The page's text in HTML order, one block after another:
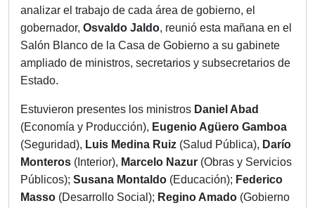
analizar el trabajo de cada área de gobierno, el
gobernador, Osvaldo Jaldo, reunió esta mañana en el
Salón Blanco de la Casa de Gobierno a su gabinete
ampliado de ministros, secretarios y subsecretarios de
Estado.
Estuvieron presentes los ministros Daniel Abad
(Economía y Producción), Eugenio Agüero Gamboa
(Seguridad), Luis Medina Ruiz (Salud Pública), Darío
Monteros (Interior), Marcelo Nazur (Obras y Servicios
Públicos); Susana Montaldo (Educación); Federico
Masso (Desarrollo Social); Regino Amado (Gobierno